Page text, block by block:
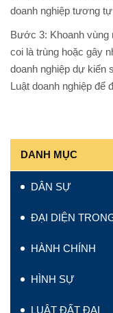
doanh nghiệp tương
Bước 3: Khoanh vùng
coi là trùng hoặc gây
doanh nghiệp dự kiến
Luật doanh nghiệp để
DANH MỤC
DÂN SỰ
ĐẠI DIỆN
HÀNH CHÍNH
HÌNH SỰ
LUẬT ĐẤT ĐAI